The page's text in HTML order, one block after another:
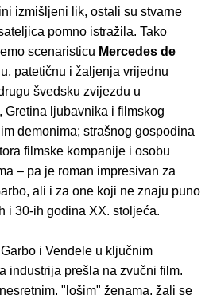
izmišljeni lik, ostali su stvarne
pomno istražila. Tako
scenaristicu Mercedes de
patetičnu i žaljenja vrijednu
švedsku zvijezdu u
ljubavnika i filmskog
demonima; strašnog gospodina
filmske kompanije i osobu
– pa je roman impresivan za
ali i za one koji ne znaju puno
i 30-ih godina XX. stoljeća.
i Vendele u ključnim
industrija prešla na zvučni film.
"lošim" ženama, žali se